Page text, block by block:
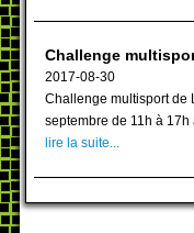
Challenge
2017-08-30
Challenge multisport de
septembre de 11h à
lire la suite...